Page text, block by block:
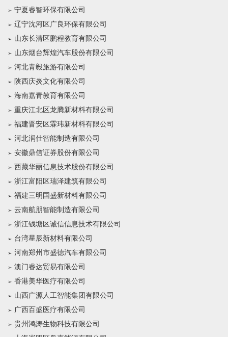
宁夏睿智环保有限公司
辽宁沈河区广良环保有限公司
山东长清区鹏程教育有限公司
山东烟台辉煌汽车股份有限公司
河北青毅旅游有限公司
陕西庆炎文化有限公司
海南嘉青教育有限公司
重庆江北区龙腾新材料有限公司
福建晋安区霖玮新材料有限公司
河北润仕智能制造有限公司
安徽鼎信证券股份有限公司
西藏华丽信息技术股份有限公司
浙江富阳区瑞泽建筑有限公司
福建三明国盛新材料有限公司
云南航朋智能制造有限公司
浙江钱塘区诚信信息技术有限公司
台湾星辰新材料有限公司
河南郑州市盛德汽车有限公司
澳门睿达贸易有限公司
香港美华医疗有限公司
山西广源人工智能集团有限公司
广西百盛医疗有限公司
贵州鸿涛生物科技有限公司